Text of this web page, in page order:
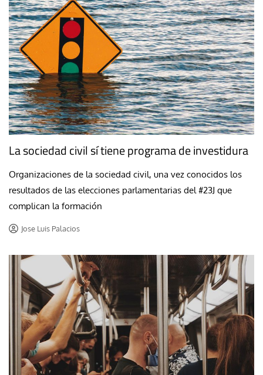
La sociedad civil sí tiene programa de investidura
Organizaciones de la sociedad civil, una vez conocidos los
resultados de las elecciones parlamentarias del #23J que
complican la formación
Jose Luis Palacios